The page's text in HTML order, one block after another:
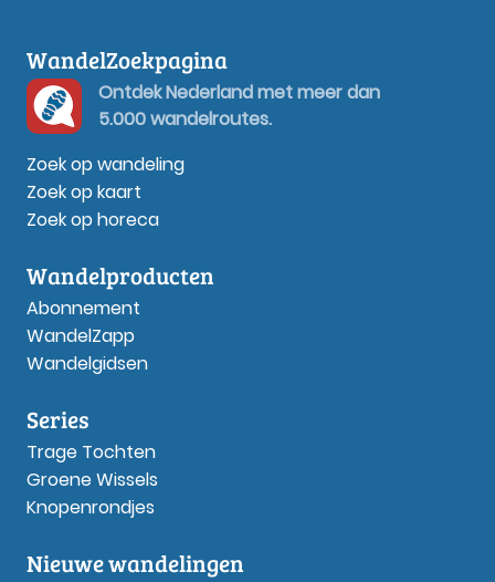
WandelZoekpagina
Ontdek Nederland met meer dan
5.000 wandelroutes.
Zoek op wandeling
Zoek op kaart
Zoek op horeca
Wandelproducten
Abonnement
WandelZapp
Wandelgidsen
Series
Trage Tochten
Groene Wissels
Knopenrondjes
Nieuwe wandelingen